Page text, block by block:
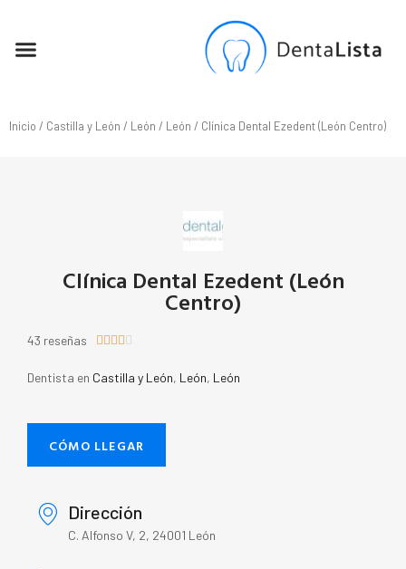
Inicio / Castilla y León / León / León / Clínica Dental Ezedent (León Centro)
Clínica Dental Ezedent (León
Centro)
43 reseñas     
Dentista en Castilla y León, León, León
CÓMO LLEGAR
Dirección
C. Alfonso V, 2, 24001 León